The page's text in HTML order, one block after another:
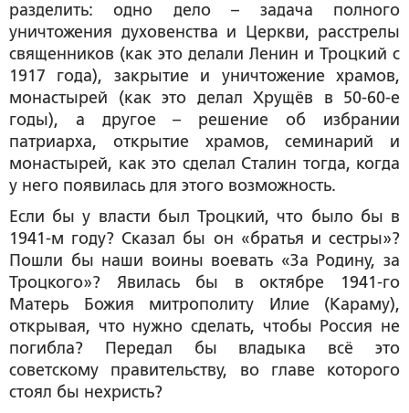
разделить: одно дело – задача полного
уничтожения духовенства и Церкви, расстрелы
священников (как это делали Ленин и Троцкий с
1917 года), закрытие и уничтожение храмов,
монастырей (как это делал Хрущёв в 50-60-е
годы), а другое – решение об избрании
патриарха, открытие храмов, семинарий и
монастырей, как это сделал Сталин тогда, когда
у него появилась для этого возможность.
Если бы у власти был Троцкий, что было бы в
1941-м году? Сказал бы он «братья и сестры»?
Пошли бы наши воины воевать «За Родину, за
Троцкого»? Явилась бы в октябре 1941-го
Матерь Божия митрополиту Илие (Караму),
открывая, что нужно сделать, чтобы Россия не
погибла? Передал бы владыка всё это
советскому правительству, во главе которого
стоял бы нехристь?